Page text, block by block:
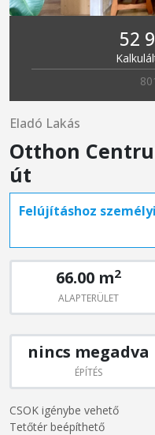
52
Eladó Lakás
Otthon
út
Felújításhoz
66.00 m2
ALAPTERÜLET
nincs megadva
ÉPÍTÉS
CSOK igénybe vehető
Tetőtér beépíthető